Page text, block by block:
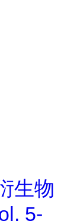
生物
5-